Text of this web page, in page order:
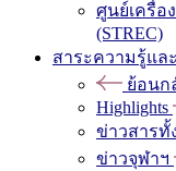
ศูนย์เครื่อ
(STREC)
สาระความรู้แล
ย้อนก
Highlights
ข่าวสารทั้
ข่าวจุฬาฯ